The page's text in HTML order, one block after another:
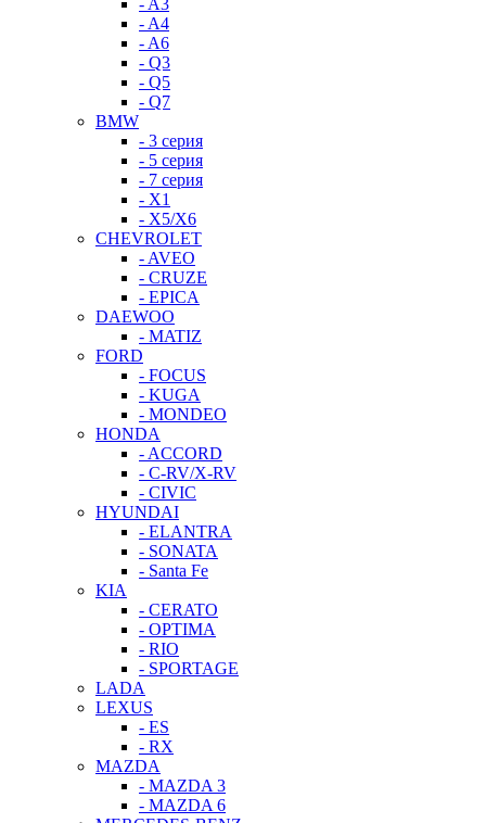
- A3
- A4
- A6
- Q3
- Q5
- Q7
BMW
- 3 серия
- 5 серия
- 7 серия
- X1
- X5/X6
CHEVROLET
- AVEO
- CRUZE
- EPICA
DAEWOO
- MATIZ
FORD
- FOCUS
- KUGA
- MONDEO
HONDA
- ACCORD
- C-RV/X-RV
- CIVIC
HYUNDAI
- ELANTRA
- SONATA
- Santa Fe
KIA
- CERATO
- OPTIMA
- RIO
- SPORTAGE
LADA
LEXUS
- ES
- RX
MAZDA
- MAZDA 3
- MAZDA 6